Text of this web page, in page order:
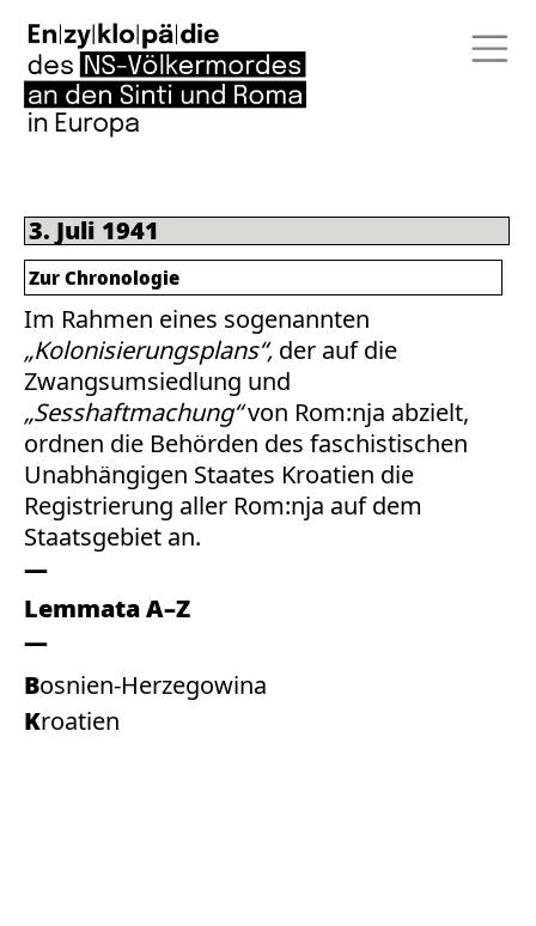
3. Juli 1941
Im Rahmen eines sogenannten
„Kolonisierungsplans“, der auf die
Zwangsumsiedlung und
„Sesshaftmachung“von Rom:nja abzielt,
ordnen die Behörden des faschistischen
Unabhängigen Staates Kroatien die
Registrierung aller Rom:nja auf dem
Staatsgebiet an.
Lemmata A–Z
Bosnien-Herzegowina
Kroatien
Zur Chronologie